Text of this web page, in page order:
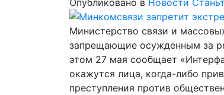
Опубликовано в Новости
Министерство связи и
запрещающие осужденным за
этом 27 мая сообщает
окажутся лица, когда-либо
преступления против